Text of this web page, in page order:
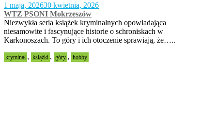
1 maja, 202630 kwietnia, 2026
WTZ PSONI Mokrzeszów
Niezwykła seria książek kryminalnych opowiadająca
niesamowite i fascynujące historie o schroniskach w
Karkonoszach. To góry i ich otoczenie sprawiają, że…..
kryminał , książki , góry , hobby